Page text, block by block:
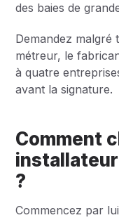
des baies de
Demandez malgré
métreur, le
à quatre
avant la signature.
Comment
?
Commencez par